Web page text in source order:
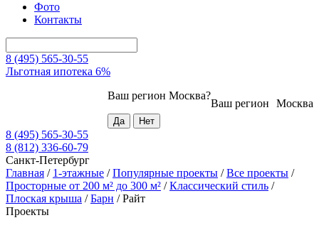
Фото
Контакты
8 (495) 565-30-55
Льготная ипотека 6%
Москва
Ваш регион
Ваш регион Москва?
8 (495) 565-30-55
8 (812) 336-60-79
Санкт-Петербург
Главная / 1-этажные /Популярные проекты /Все проекты /
Просторные от 200 м² до 300 м² /Классический стиль /
Плоская крыша /Барн /Райт
Проекты